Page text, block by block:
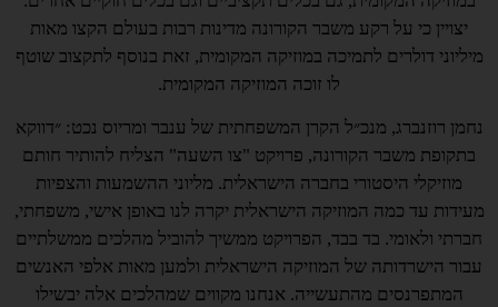
יצויין כי על רקע משבר הקורונה מדינות רבות בעולם הקצו מאות
מיליוני דולרים לתמיכה במוזיקה המקומית, זאת בנוסף לתקצוב שוטף
לו זוכה המוזיקה המקומית.
נחמן רוזנברג, מנכ״ל הקרן המשפחתית של ענבר ומריוס נכט: ״דווקא
בתקופת משבר הקורונה, פרויקט "צו השעה" הצליח להותיר חותם
מוזיקלי היסטורי בחברה הישראלית. מליוני ההשמעות והצפיות
מעידות עד כמה המוזיקה הישראלית יקרה לנו באופן אישי, משפחתי,
חברתי ולאומי. בד בבד, הפרויקט ממשיך להוביל מהלכים ממשלתיים
עבור הישרדותה של המוזיקה הישראלית ולמען מאות אלפי האנשים
המתפרנסים מהתעשייה. אנחנו מקווים שמהלכים אלה יבשילו